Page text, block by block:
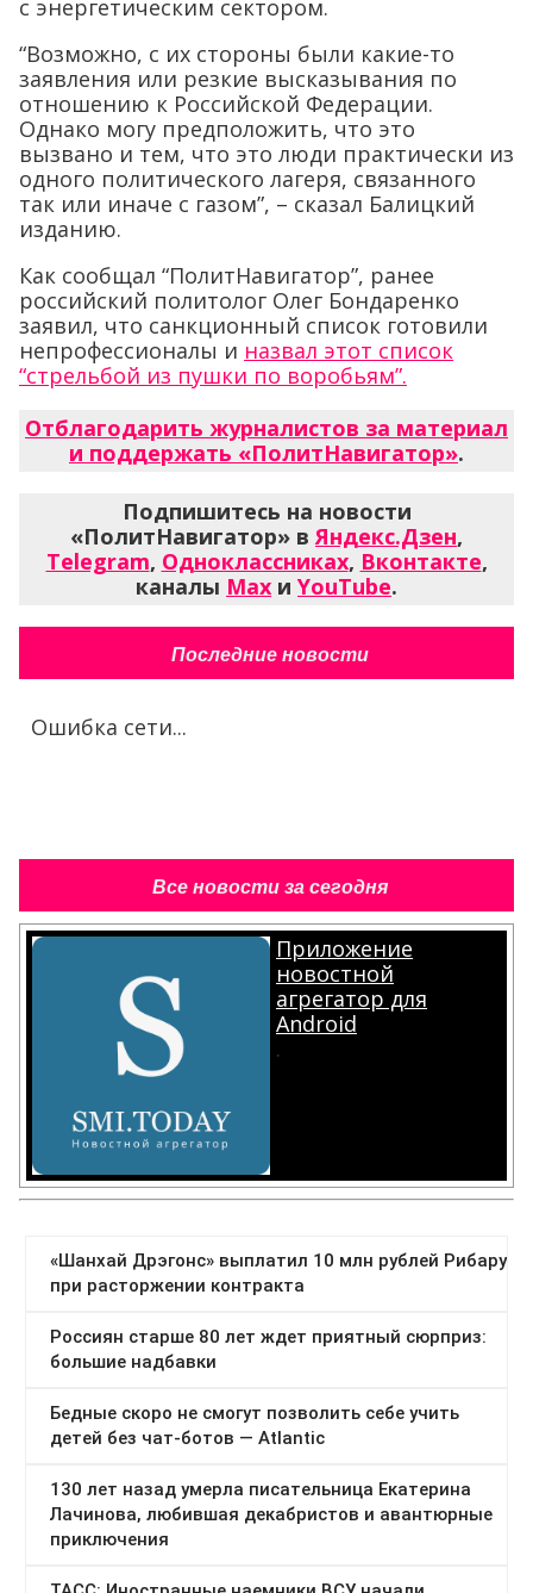
с энергетическим сектором.
“Возможно, с их стороны были какие-то
заявления или резкие высказывания по
отношению к Российской Федерации.
Однако могу предположить, что это
вызвано и тем, что это люди практически из
одного политического лагеря, связанного
так или иначе с газом”, – сказал Балицкий
изданию.
Как сообщал “ПолитНавигатор”, ранее
российский политолог Олег Бондаренко
заявил, что санкционный список готовили
непрофессионалы и назвал этот список
“стрельбой из пушки по воробьям”.
Отблагодарить журналистов за материал
и поддержать «ПолитНавигатор».
Подпишитесь на новости
«ПолитНавигатор» вЯндекс.Дзен,
Telegram, Одноклассниках, Вконтакте,
каналы Max и YouTube.
Последние новости
Ошибка сети...
Все новости за сегодня
Приложение
новостной
агрегатор для
Android
.